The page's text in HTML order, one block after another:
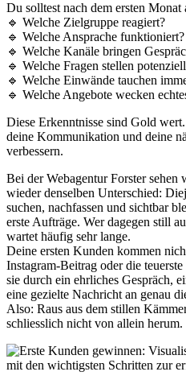
Du solltest nach dem ersten
🔹 Welche Zielgruppe reagiert?
🔹 Welche Ansprache funktioniert?
🔹 Welche Kanäle bringen
🔹 Welche Fragen stellen
🔹 Welche Einwände tauchen
🔹 Welche Angebote wecken
Diese Erkenntnisse sind Gold
deine Kommunikation und deine
verbessern.
Bei der Webagentur Forster
wieder denselben Unterschied:
suchen, nachfassen und sichtbar
erste Aufträge. Wer dagegen still
wartet häufig sehr lange.
Deine ersten Kunden kommen
Instagram-Beitrag oder die
sie durch ein ehrliches Gespräch,
eine gezielte Nachricht an genau
Also: Raus aus dem stillen
schliesslich nicht von allein herum.